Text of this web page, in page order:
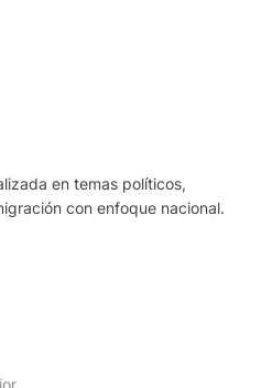
en temas políticos,
con enfoque nacional.